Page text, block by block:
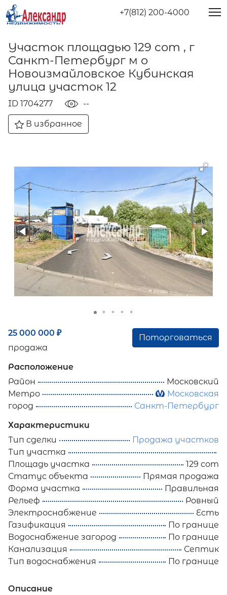
+7(812) 200-4000
Участок площадью 129 сот , г
Санкт-Петербург м о
Новоизмайловское Кубинская
улица участок 12
ID 1704277 --
В избранное
25 000 000 ₽
продажа
Поторговаться
Расположение
Район
Московский
Метро
Московская
город
Санкт-Петербург
Характеристики
Тип сделки
Продажа участков
Тип участка
Площадь участка
129 сот
Статус объекта
Прямая продажа
Форма участка
Правильная
Рельеф
Ровный
Электроснабжение
Есть
Газификация
По границе
Водоснабжение загород
По границе
Канализация
Септик
Тип водоснабжения
По границе
Описание